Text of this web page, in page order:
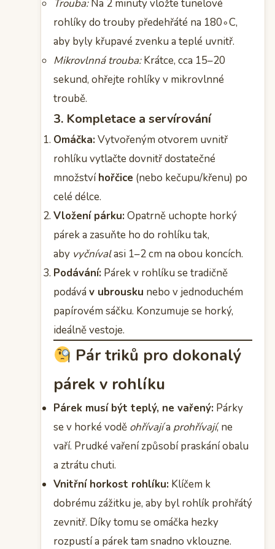
Trouba:Na 2 minuty vložte tunelové
rohlíky do trouby předehřáté na 180∘C,
aby byly křupavé zvenku a teplé uvnitř.
Mikrovlnná trouba:Krátce, cca 15–20
sekund, ohřejte rohlíky v mikrovlnné
troubě.
3. Kompletace a servírování
Omáčka:Vytvořeným otvorem uvnitř
rohlíku vytlačte dovnitř dostatečné
množstvíhořčice (nebo kečupu/křenu) po
celé délce.
Vložení párku:Opatrně uchopte horký
párek a zasuňte ho do rohlíku tak,
aby vyčnívalasi 1–2 cm na obou koncích.
Podávání: Párek v rohlíku se tradičně
podává v ubrousku nebo v jednoduchém
papírovém sáčku. Konzumuje se horký,
ideálně vestoje.
Pár triků pro dokonalý
párek v rohlíku
Párek musí být teplý, ne vařený: Párky
se v horké vodě ohřívajía prohřívají, ne
vaří. Prudké vaření způsobí praskání obalu
a ztrátu chuti.
Vnitřní horkost rohlíku: Klíčem k
dobrému zážitku je, aby byl rohlík prohřátý
zevnitř. Díky tomu se omáčka hezky
rozpustí a párek tam snadno vklouzne.